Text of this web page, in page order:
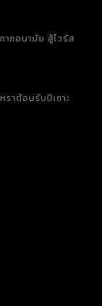
ากอนามัย สู้ไวรัส
ราต้อนรับปีเถาะ